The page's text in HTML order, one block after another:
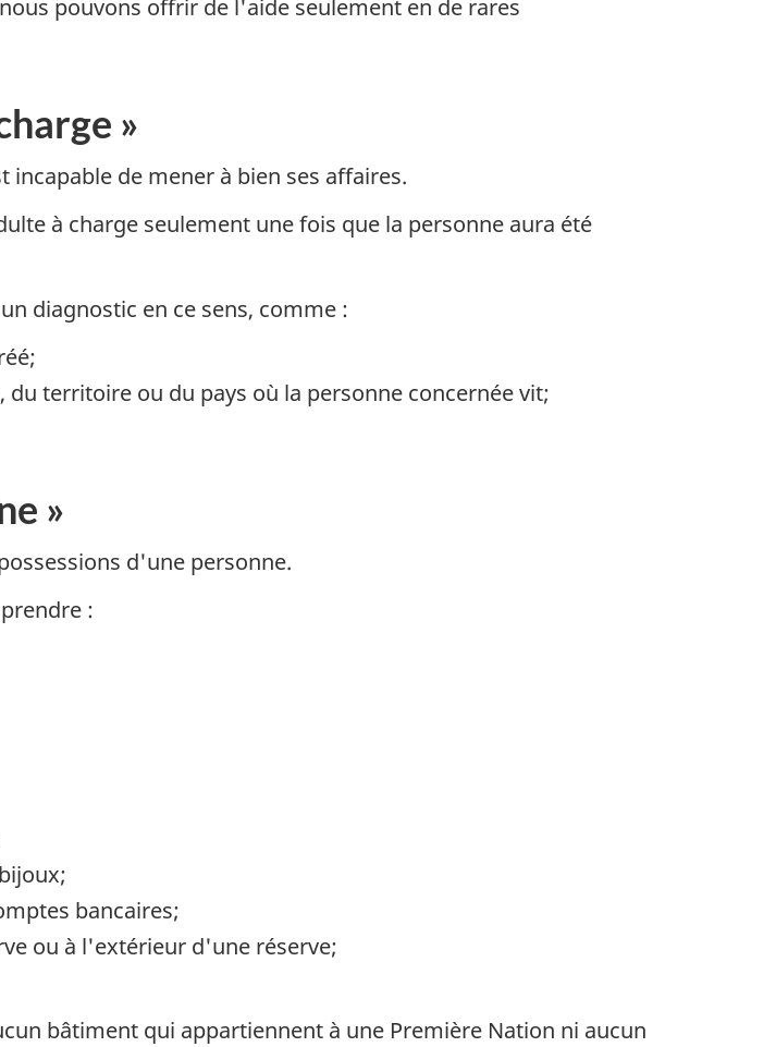
pouvons offrir de l'aide seulement en de rares
»
incapable de mener à bien ses affaires.
à charge seulement une fois que la personne aura été
diagnostic en ce sens, comme :
territoire ou du pays où la personne concernée vit;
»
d'une personne.
:
bancaires;
ou à l'extérieur d'une réserve;
bâtiment qui appartiennent à une Première Nation ni aucun